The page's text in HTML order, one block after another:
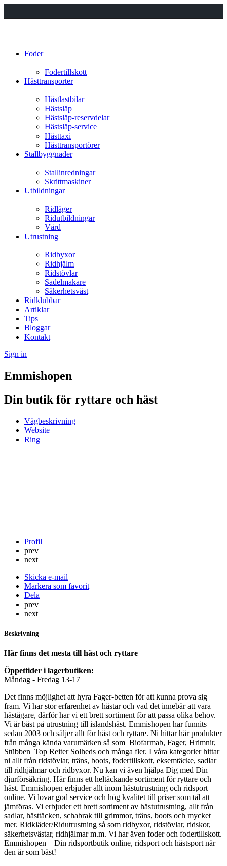
Foder
Fodertillskott
Hästtransporter
Hästlastbilar
Hästsläp
Hästsläp-reservdelar
Hästsläp-service
Hästtaxi
Hästtransportörer
Stallbyggnader
Stallinredningar
Skrittmaskiner
Utbildningar
Ridläger
Ridutbildningar
Vård
Utrustning
Ridbyxor
Ridhjälm
Ridstövlar
Sadelmakare
Säkerhetsväst
Ridklubbar
Artiklar
Tips
Bloggar
Kontakt
Sign in
Emmishopen
Din butik för ryttare och häst
Vägbeskrivning
Website
Ring
Profil
prev
next
Skicka e-mail
Markera som favorit
Dela
prev
next
Beskrivning
Här finns det mesta till häst och ryttare
Öppettider i lagerbutiken:
Måndag - Fredag 13-17
Det finns möjlighet att hyra Fager-betten för att kunna prova sig
fram. Vi har stor erfarenhet av hästar och vad det innebär att vara
hästägare, därför har vi ett brett sortiment för att passa olika behov.
Vi är bäst på utrustning till islandshäst. Emmishopen har funnits
sedan 2003 och säljer allt för häst och ryttare. Ni hittar här produkter
från många kända varumärken så som Biofarmab, Fager, Hrimnir,
Stübben Top Reiter Solheds och många fler. I våra kategorier hittar
ni allt från ridstövlar, träns, boots, fodertillskott, eksemtäcke, sadlar
till ridhjälmar och ridbyxor. Nu kan vi även hjälpa Dig med Din
djurförsäkring. Här finns ett heltäckande sortiment för ryttare och
häst. Emmishopen erbjuder allt inom hästutrustning och ridsport
online. Vi lovar god service och hög kvalitet till priser som tål att
jämföras. Vi erbjuder ett brett sortiment av hästutrustning, allt från
sadlar, hästtäcken, schabrak till grimmor, träns, boots och mycket
mer. Ridkläder/Ridutrustning så som ridbyxor, ridstövlar, ridskor,
säkerhetsvästar, ridhjälmar m.m. Vi har även foder och fodertillskott.
Emmishopen – Din ridsportbutik online, ridsport och hästsport när
den är som bäst!